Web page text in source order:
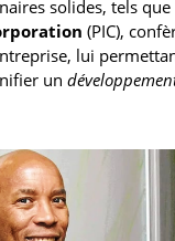
solides, tels que
(PIC),
lui
un